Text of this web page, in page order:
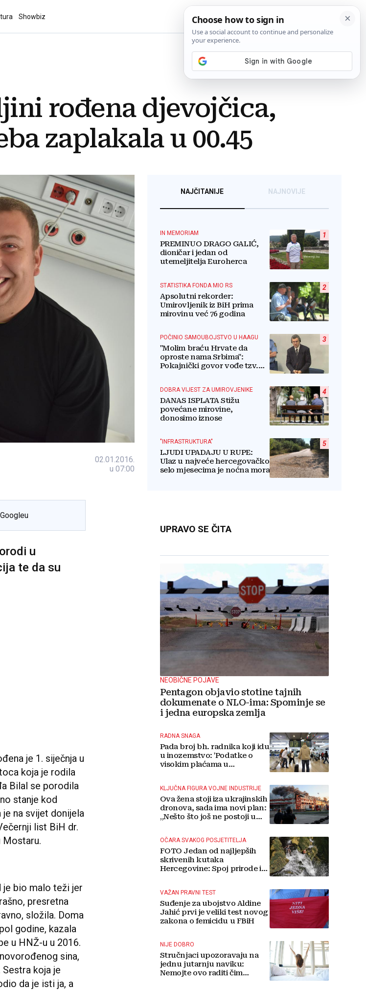
Showbiz
rođena djevojčica,
zaplakala u 00.45
02.01.2016.
u 07:00
u
te da su
je 1. siječnja u
koja je rodila
Bilal se porodila
stanje kod
na svijet donijela
list BiH dr.
Mostaru.
je bio malo teži jer
presretna
složila. Doma
godine, kazala
u HNŽ-u u 2016.
sina,
koja je
da je isti ja, a
NAJČITANIJE NAJNOVIJE
1
IN MEMORIAM
PREMINUO DRAGO GALIĆ,
dioničar i jedan od
utemeljitelja Euroherca
2
STATISTIKA FONDA MIO RS
Apsolutni rekorder:
Umirovljenik iz BiH prima
mirovinu već 76 godina
3
POČINIO SAMOUBOJSTVO U HAAGU
"Molim braću Hrvate da
oproste nama Srbima":
Pokajnički govor vođe tzv.
4
DOBRA VIJEST ZA UMIROVJENIKE
DANAS ISPLATA Stižu
povećane mirovine,
donosimo iznose
5
"INFRASTRUKTURA"
LJUDI UPADAJU U RUPE:
Ulaz u najveće hercegovačko
selo mjesecima je noćna mora
UPRAVO SE ČITA
NEOBIČNE POJAVE
Pentagon objavio stotine tajnih
dokumenate o NLO-ima: Spominje se
i jedna europska zemlja
RADNA SNAGA
Pada broj bh. radnika koji idu
u inozemstvo: 'Podatke o
visokim plaćama u
KLJUČNA FIGURA VOJNE INDUSTRIJE
Ova žena stoji iza ukrajinskih
dronova, sada ima novi plan:
„Nešto što još ne postoji u
OČARA SVAKOG POSJETITELJA
FOTO Jedan od najljepših
skrivenih kutaka
Hercegovine: Spoj prirode i
VAŽAN PRAVNI TEST
Suđenje za ubojstvo Aldine
Jahić prvi je veliki test novog
zakona o femicidu u FBiH
NIJE DOBRO
Stručnjaci upozoravaju na
jednu jutarnju naviku:
Nemojte ovo raditi čim